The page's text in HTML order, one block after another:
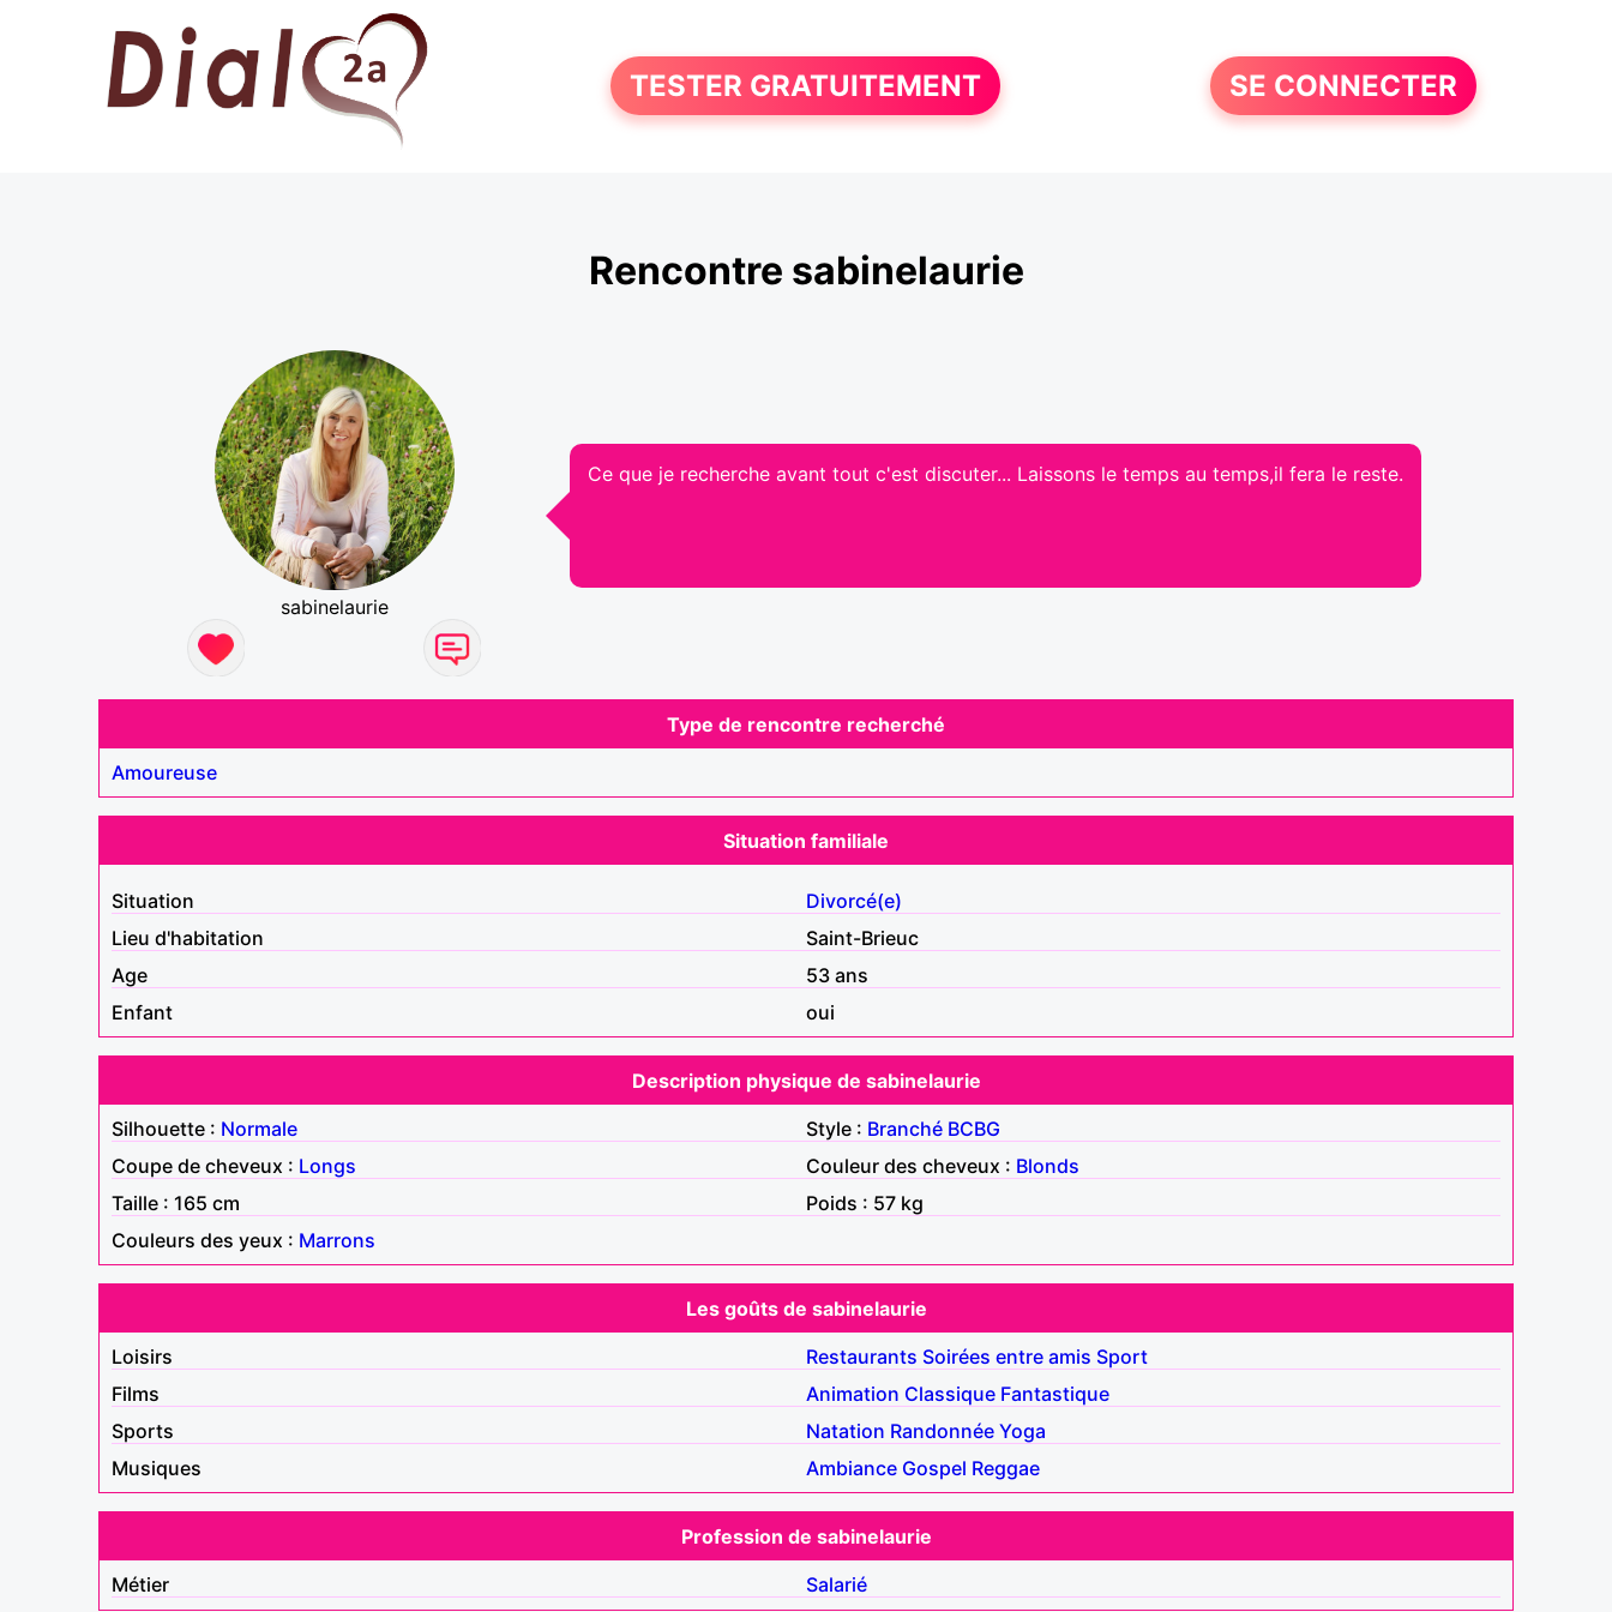
TESTER GRATUITEMENT SE CONNECTER
Rencontre sabinelaurie
sabinelaurie
Ce que je recherche avant tout c'est discuter... Laissons le temps au temps,il fera le reste.
Type de rencontre recherché
Amoureuse
Situation familiale
Situation
Divorcé(e)
Lieu d'habitation
Saint-Brieuc
Age
53 ans
Enfant
oui
Description physique de sabinelaurie
Silhouette : Normale Style : Branché BCBG
Coupe de cheveux : Longs Couleur des cheveux : Blonds
Taille : 165 cm
Poids : 57 kg
Couleurs des yeux : Marrons
Les goûts de sabinelaurie
Loisirs
Restaurants Soirées entre amis Sport
Films
Animation Classique Fantastique
Sports
Natation Randonnée Yoga
Musiques
Ambiance Gospel Reggae
Profession de sabinelaurie
Métier
Salarié